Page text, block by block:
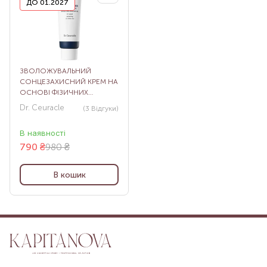
ДО 01.2027
ЗВОЛОЖУВАЛЬНИЙ
СОНЦЕЗАХИСНИЙ КРЕМ НА
ОСНОВІ ФІЗИЧНИХ
ФІЛЬТРІВ HYDRA BARRIER
SUNSCREEN, 50 МЛ
Dr. Ceuracle (3 Відгуки)
В наявності
980 ₴
790 ₴
В кошик